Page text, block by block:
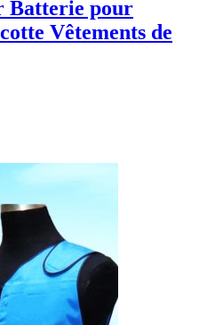
Batterie pour
Vêtements de